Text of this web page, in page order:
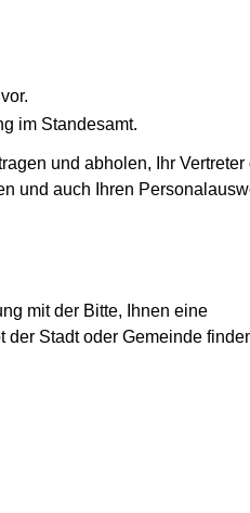
im Standesamt.
und abholen, Ihr Vertreter
und auch Ihren
mit der Bitte, Ihnen eine
der Stadt oder Gemeinde